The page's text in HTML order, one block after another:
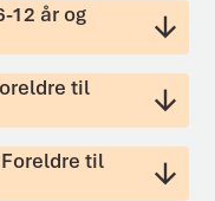
12 år og
til
til